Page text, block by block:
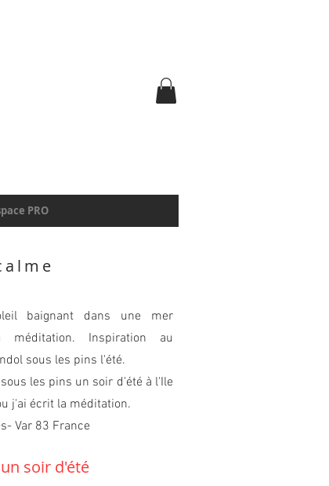
PRO
baignant dans une mer
Inspiration au
sous les pins l'été.
les pins un soir d'été à l'Ile
j'ai écrit la méditation.
Var 83 France
soir d'été